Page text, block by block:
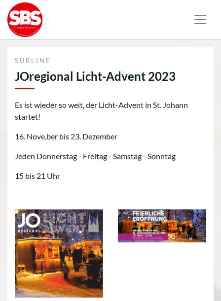
SUBLINE
JOregional Licht-Advent 2023
Es ist wieder so weit, der Licht-Advent in St. Johann
startet!
16. Nove,ber bis 23. Dezember
Jeden Donnerstag - Freitag - Samstag - Sonntag
15 bis 21 Uhr